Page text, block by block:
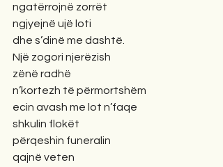
ngatërrojnë zorrët
ngjyejnë ujë loti
dhe s’dinë me dashtë.
Një zogori njerëzish
zënë radhë
n’kortezh të përmortshëm
ecin avash me lot n’faqe
shkulin flokët
përqeshin funeralin
qajnë veten